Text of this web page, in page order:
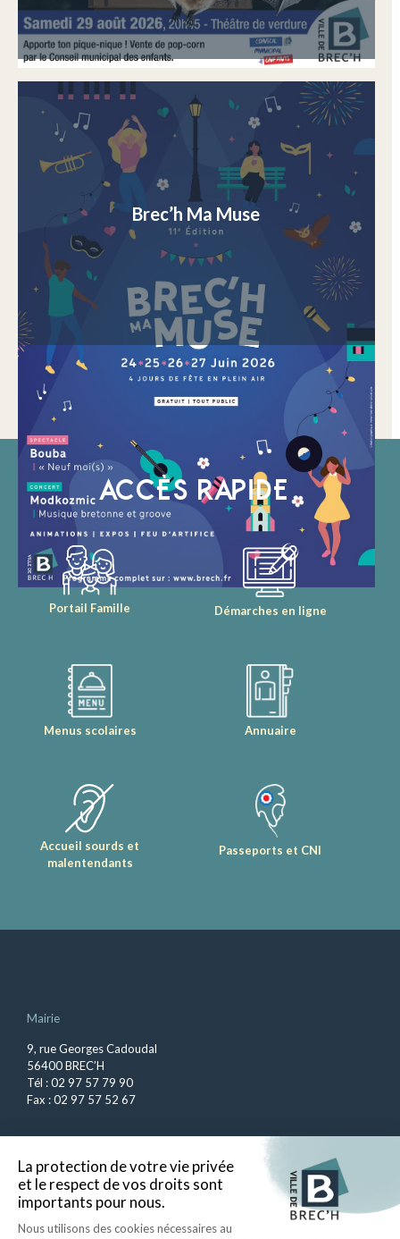
Brec’h Ma Muse
ACCÈS RAPIDE
Portail Famille Démarches en ligne
Menus scolaires Annuaire
Accueil sourds et
malentendants
Passeports et CNI
Mairie
9, rue Georges Cadoudal
56400 BREC’H
Tél : 02 97 57 79 90
Fax : 02 97 57 52 67
Ouverture au public
du lundi au vendredi, de 8h45 à 12h
Le samedi de 9h à 12h.